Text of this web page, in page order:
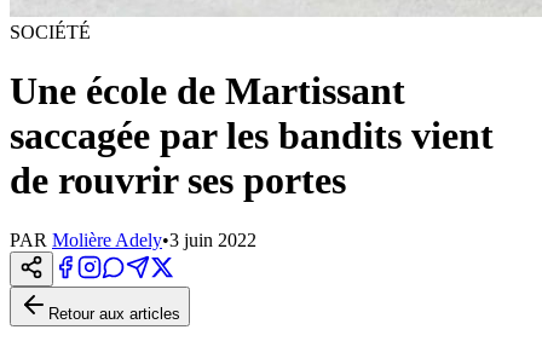
SOCIÉTÉ
Une école de Martissant
saccagée par les bandits vient
de rouvrir ses portes
PAR Molière Adely•3 juin 2022
Retour aux articles